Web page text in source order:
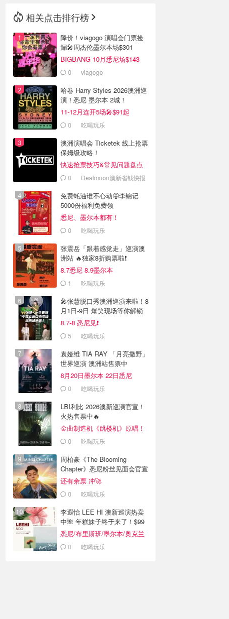
相关点击排行榜
降价！viagogo 演唱会门票捡
漏🎤周杰伦墨尔本场$301
BIGBANG 10月悉尼场$143
0 viagogo
哈卷 Harry Styles 2026澳洲巡
演！悉尼 墨尔本 2城！
11-12月连开5场🎤$91起
0 吃喝玩乐
澳洲演唱会 Ticketek 线上抢票
保姆级攻略！
快速抢票技巧&常见问题盘点
0 Dealmoon澳新省钱快报
免费蚝油谁不心动🤩李锦记
5000份福利免费领
悉尼、墨尔本都有！
0 吃喝玩乐
张震岳「跟着感觉走」巡演澳
洲站 🔥独家8折购票啦❗️
8.7悉尼 8.9墨尔本
1 吃喝玩乐
🎤张慧脱口秀澳洲巡演来啦！8
月1日-9日 爆笑现场等你解锁
🤣
8.7-8 悉尼见❗️
5 吃喝玩乐
袁娅维 TIA RAY 「月亮撒野」
世界巡演 澳洲站售票中
8月20日墨尔本 22日悉尼
0 吃喝玩乐
LBI利比 2026澳新巡演官宣！
火热售票中🔥
金曲制造机《跳楼机》原唱！
0 吃喝玩乐
周柏豪《The Blooming
Chapter》悉尼粉丝见面会官宣
还有余票 冲🚀
0 吃喝玩乐
李遐怡 LEE HI 澳新巡演热卖
中🌺 年糕妹子终于来了！$99
起
悉尼/布里斯班/墨尔本/奥克兰
0 吃喝玩乐